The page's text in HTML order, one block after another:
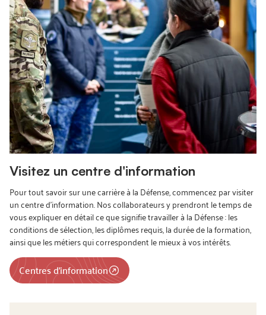
Visitez un centre d'information
Pour tout savoir sur une carrière à la Défense, commencez par visiter
un centre d’information. Nos collaborateurs y prendront le temps de
vous expliquer en détail ce que signifie travailler à la Défense : les
conditions de sélection, les diplômes requis, la durée de la formation,
ainsi que les métiers qui correspondent le mieux à vos intérêts.
Centres d'information